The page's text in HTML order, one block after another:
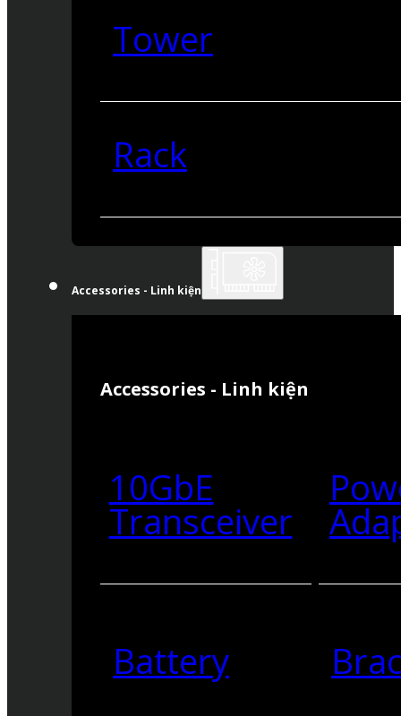
Tower
Rack
Accessories - Linh kiện
Accessories - Linh kiện
10GbE
Transceiver
Battery